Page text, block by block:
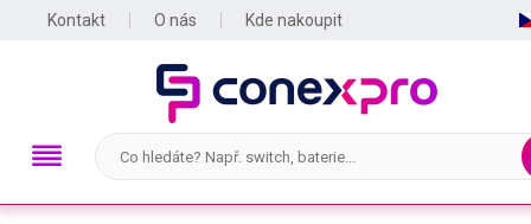
Kontakt O nás Kde nakoupit